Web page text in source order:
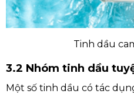
Tinh dầu
3.2 Nhóm tinh dầu
Một số tinh dầu có tác